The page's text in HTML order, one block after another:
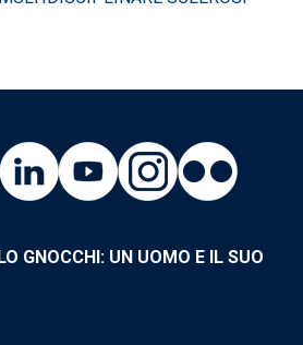
GNOCCHI: UN UOMO E IL SUO